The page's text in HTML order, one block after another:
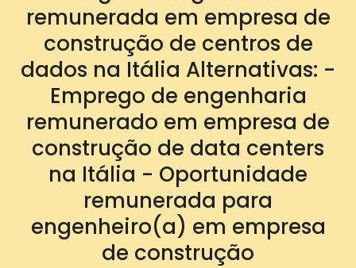
remunerada em empresa de
construção de centros de
dados na Itália Alternativas: -
Emprego de engenharia
remunerado em empresa de
construção de data centers
na Itália - Oportunidade
remunerada para
engenheiro(a) em empresa
de construção